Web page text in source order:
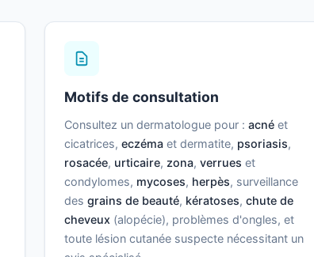
Motifs de consultation
Consultez un dermatologue pour :acné et
cicatrices,eczéma et dermatite, psoriasis,
rosacée, urticaire, zona,verrues et
condylomes, mycoses, herpès, surveillance
desgrains de beauté, kératoses,chute de
cheveux (alopécie), problèmes d'ongles, et
toute lésion cutanée suspecte nécessitant un